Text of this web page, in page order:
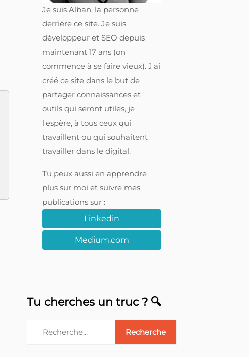
Je suis Alban, la personne
derrière ce site. Je suis
développeur et SEO depuis
maintenant 17 ans (on
commence à se faire vieux). J'ai
créé ce site dans le but de
partager connaissances et
outils qui seront utiles, je
l'espère, à tous ceux qui
travaillent ou qui souhaitent
travailler dans le digital.
Tu peux aussi en apprendre
plus sur moi et suivre mes
publications sur :
Linkedin
Medium.com
Tu cherches un truc ? 🔍